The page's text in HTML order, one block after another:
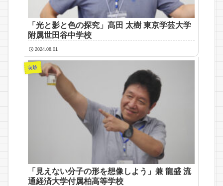
「光と影と色の探究」髙田 太樹 東京学芸大学
附属世田谷中学校
2024.08.01
実験
「見えない分子の形を想像しよう」兼 龍盛 流
通経済大学付属柏高等学校